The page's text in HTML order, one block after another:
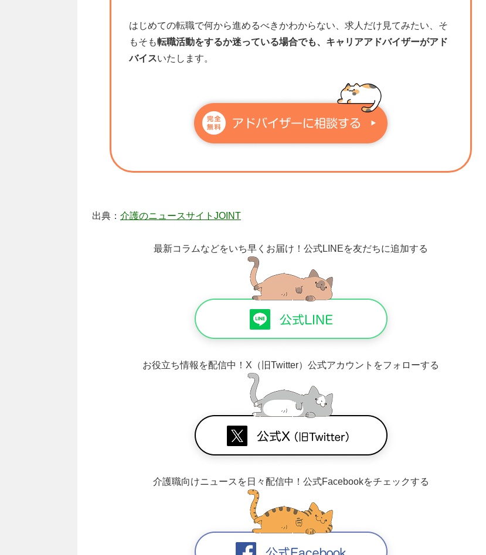
はじめての転職で何から進めるべきかわからない、求人だけ見てみたい、そ
もそも転職活動をするか迷っている場合でも、キャリアアドバイザーがアド
バイスいたします。
出典： 介護のニュースサイトJOINT
最新コラムなどをいち早くお届け！ 公式LINEを友だちに追加する
お役立ち情報を配信中！ X（旧Twitter）公式アカウントをフォローする
介護職向けニュースを日々配信中！ 公式Facebookをチェックする